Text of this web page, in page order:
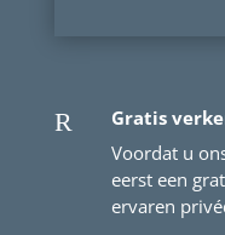
R
Gratis
Voordat u
eerst een
ervaren